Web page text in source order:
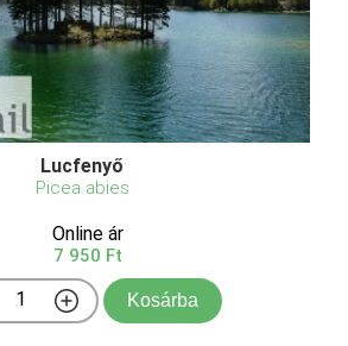
Lucfenyő
Picea abies
Online ár
7 950 Ft
Kosárba